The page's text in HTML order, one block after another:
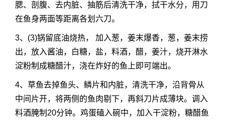
腮、剖腹、去内脏、抽筋后清洗干净，拭干水分，用刀
在鱼身两面等距离各划六刀。
3、(3)锅留底油烧热， 加入葱，姜末爆香，葱，姜末捞
出，放入酱油，白糖，盐，料酒，醋，姜汁，烧开淋水
淀粉制成糖醋汁，浇在炸好的鱼上即可端出。
4、草鱼去掉鱼头、鳞片和内脏，清洗干净，沿背骨从
中间片开，将两侧的鱼肉剔下，再斜刀片成薄块。调入
料酒腌制20分钟。鸡蛋磕入碗中，加入干淀粉，糖醋鱼